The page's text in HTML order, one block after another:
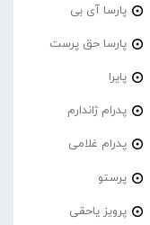
پارسا آی بی
پارسا حق پرست
پایرا
پدرام ژاندارم
پدرام غلامی
پرستو
پرویز یاحقی